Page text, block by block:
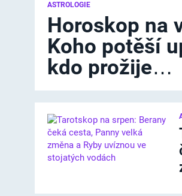
ASTROLOGIE
Horoskop na
Koho potěší
kdo prožije…